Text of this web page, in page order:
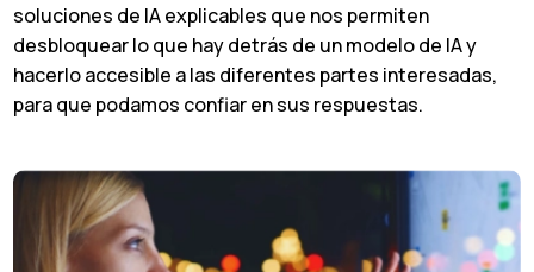
soluciones de IA explicables que nos permiten
desbloquear lo que hay detrás de un modelo de IA y
hacerlo accesible a las diferentes partes interesadas,
para que podamos confiar en sus respuestas.